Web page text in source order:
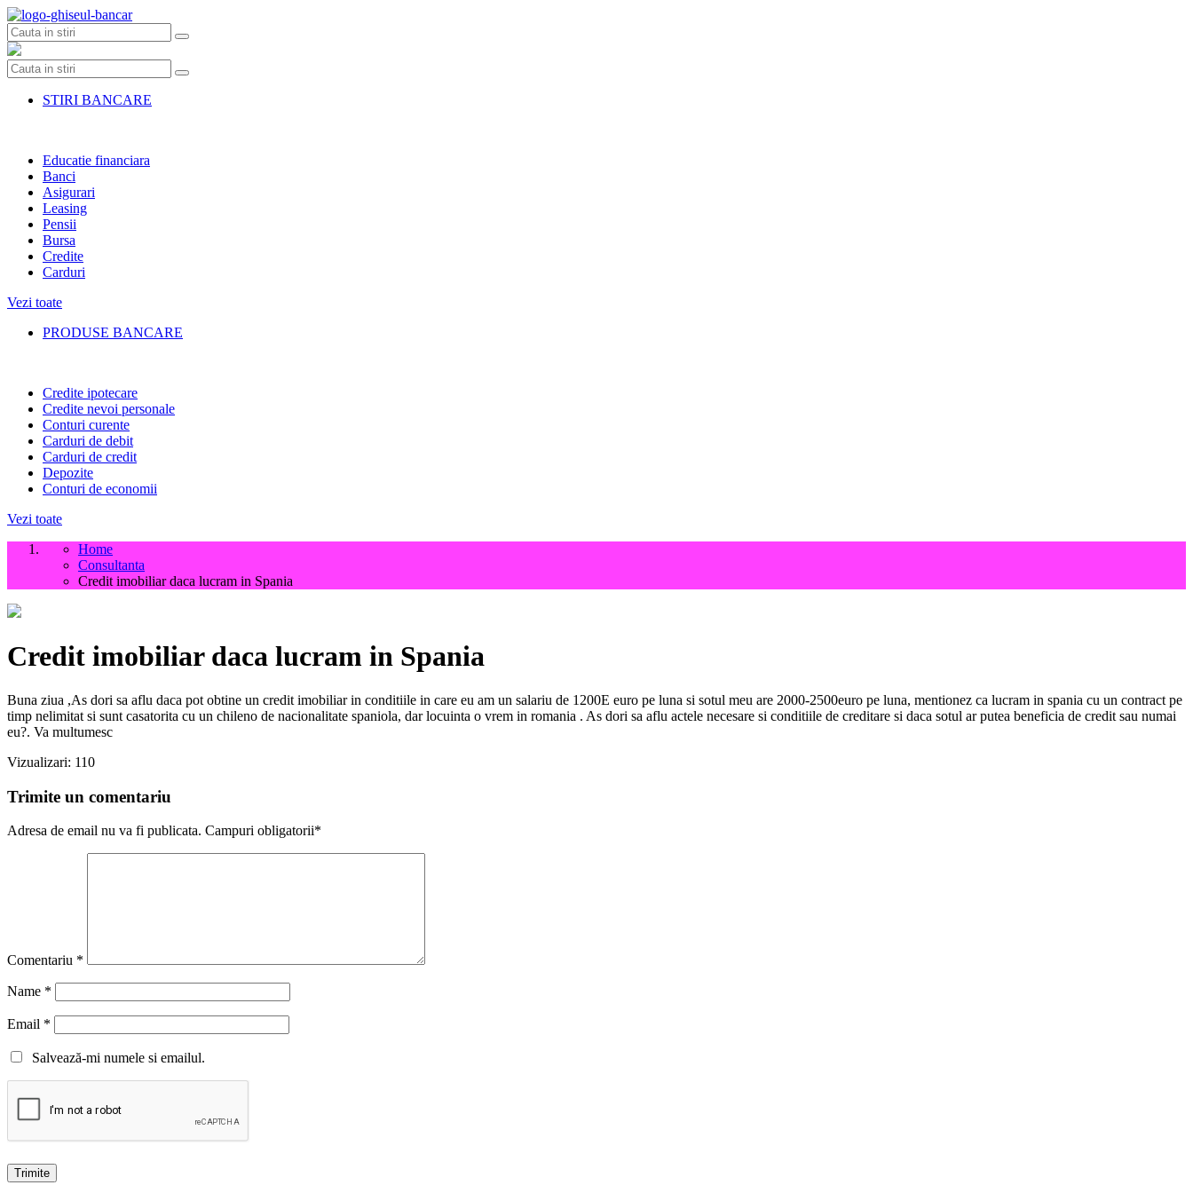
Skip
to
content
STIRI BANCARE
Educatie financiara
Banci
Asigurari
Leasing
Pensii
Bursa
Credite
Carduri
Vezi toate
PRODUSE BANCARE
Credite ipotecare
Credite nevoi personale
Conturi curente
Carduri de debit
Carduri de credit
Depozite
Conturi de economii
Vezi toate
Home
Consultanta
Credit imobiliar daca lucram in Spania
Credit imobiliar daca lucram in Spania
Buna ziua ,As dori sa aflu daca pot obtine un credit imobiliar in conditiile in care eu am un salariu de 1200E euro pe luna si sotul meu are 2000-2500euro pe luna, mentionez ca lucram in spania cu un contract pe
timp nelimitat si sunt casatorita cu un chileno de nacionalitate spaniola, dar locuinta o vrem in romania . As dori sa aflu actele necesare si conditiile de creditare si daca sotul ar putea beneficia de credit sau numai
eu?. Va multumesc
Vizualizari: 110
Trimite un comentariu
Adresa de email nu va fi publicata. Campuri obligatorii*
Comentariu *
Name *
Email *
Salvează-mi numele si emailul.